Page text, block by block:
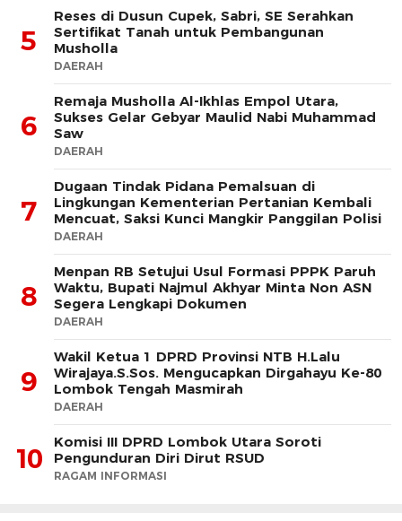
5
Reses di Dusun Cupek, Sabri, SE Serahkan
Sertifikat Tanah untuk Pembangunan
Musholla
DAERAH
6
Remaja Musholla Al-Ikhlas Empol Utara,
Sukses Gelar Gebyar Maulid Nabi Muhammad
Saw
DAERAH
7
Dugaan Tindak Pidana Pemalsuan di
Lingkungan Kementerian Pertanian Kembali
Mencuat, Saksi Kunci Mangkir Panggilan Polisi
DAERAH
8
Menpan RB Setujui Usul Formasi PPPK Paruh
Waktu, Bupati Najmul Akhyar Minta Non ASN
Segera Lengkapi Dokumen
DAERAH
9
Wakil Ketua 1 DPRD Provinsi NTB H.Lalu
Wirajaya.S.Sos. Mengucapkan Dirgahayu Ke-80
Lombok Tengah Masmirah
DAERAH
10
Komisi III DPRD Lombok Utara Soroti
Pengunduran Diri Dirut RSUD
RAGAM INFORMASI